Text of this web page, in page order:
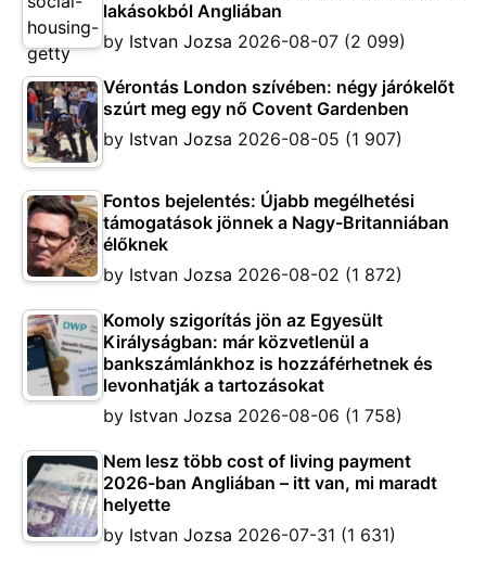
lakásokból Angliában
by Istvan Jozsa 2026-08-07 (2 099)
Vérontás London szívében: négy járókelőt
szúrt meg egy nő Covent Gardenben
by Istvan Jozsa 2026-08-05 (1 907)
Fontos bejelentés: Újabb megélhetési
támogatások jönnek a Nagy-Britanniában
élőknek
by Istvan Jozsa 2026-08-02 (1 872)
Komoly szigorítás jön az Egyesült
Királyságban: már közvetlenül a
bankszámlánkhoz is hozzáférhetnek és
levonhatják a tartozásokat
by Istvan Jozsa 2026-08-06 (1 758)
Nem lesz több cost of living payment
2026-ban Angliában – itt van, mi maradt
helyette
by Istvan Jozsa 2026-07-31 (1 631)